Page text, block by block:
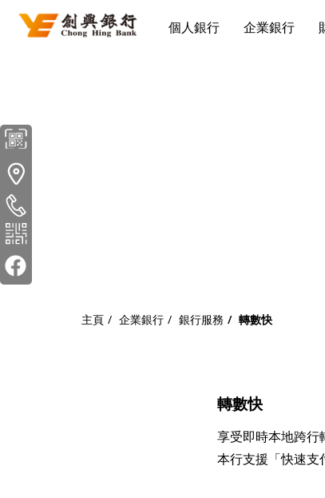
個人銀行 企業銀行
下
載
創
興
流
動
話
主頁 企業銀行 銀行服務 轉數快
轉數快
享受即時本地跨行
本行支援「快速支